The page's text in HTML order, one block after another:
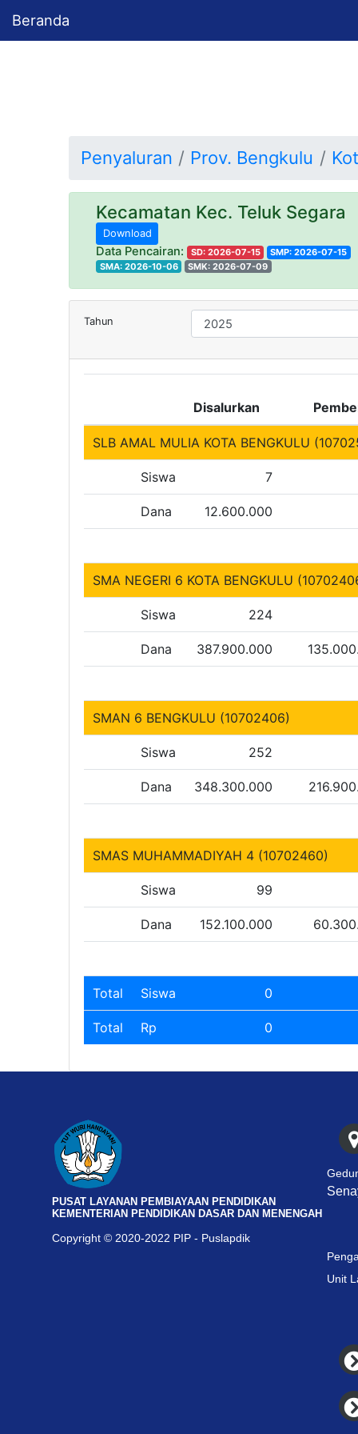
Beranda
Penyaluran Prov. Bengkulu
Kecamatan Kec. Teluk Segara
Download
Data Pencairan: SD: 2026-07-15
SMP: 2026-07-15
SMA: 2026-10-06
SMK: 2026-07-09
Tahun
Disalurkan
SLB AMAL MULIA KOTA BENGKULU
Siswa 7
Dana 12.600.000
SMA NEGERI 6 KOTA BENGKULU
Siswa 224
Dana 387.900.000
SMAN 6 BENGKULU (10702406)
Siswa 252
Dana 348.300.000
SMAS MUHAMMADIYAH 4 (10702460)
Siswa 99
Dana 152.100.000
Total Siswa 0
Total Rp 0
PUSAT LAYANAN PEMBIAYAAN PENDIDIKAN
KEMENTERIAN PENDIDIKAN DASAR DAN MENENGAH
Copyright © 2020-2022 PIP - Puslapdik
Unit